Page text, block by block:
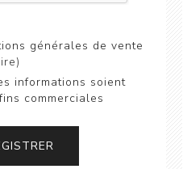
générales de vente
informations soient
commerciales